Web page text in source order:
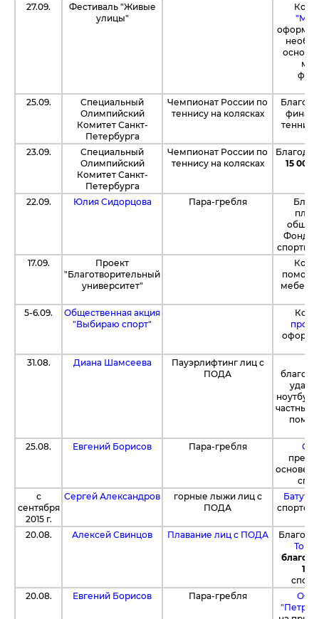
27.09.
Фестиваль "Живые
улицы"
основе
25.09.
Специальный
Олимпийский
Комитет Санкт-
Петербурга
Чемпионат России по
теннису на колясках
23.09.
Специальный
Олимпийский
Комитет Санкт-
Петербурга
Чемпионат России по
теннису на колясках
15 000
22.09. Юлия Сидорцова Пара-гребля
Фонду
17.09.
Проект
"Благотворительный
университет"
помощь
мебели
5-6.09.
Общественная акция
"Выбираю спорт"
31.08. Диана Шамсеева
Пауэрлифтинг лиц с
ПОДА
ноутбук
частный
25.08. Евгений Борисов Пара-гребля
основе
с
сентября
2015 г.
Сергей Александров
горные лыжи лиц с
ПОДА
20.08. Алексей Свинцов Плавание лиц с ПОДА
20.08.
Евгений Борисов Пара-гребля
ООО